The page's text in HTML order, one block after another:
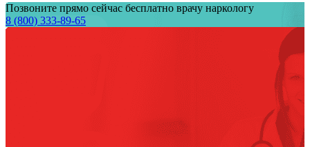
Позвоните прямо сейчас бесплатно врачу наркологу
8 (800) 333-89-65